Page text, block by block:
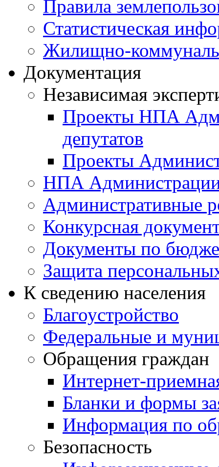
Правила
Статистическая
Жилищно-
Документация
Независимая
Проекты НПА
депутатов
Проекты
НПА
Административные
Конкурсная
Документы по
Защита
К сведению населения
Благоустройство
Федеральные и
Обращения граждан
Интернет-
Бланки и формы
Информация по
Безопасность